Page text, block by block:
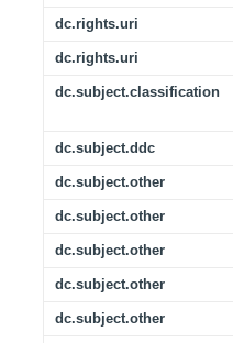
dc.rights.uri
dc.rights.uri
dc.subject.classification
dc.subject.ddc
dc.subject.other
dc.subject.other
dc.subject.other
dc.subject.other
dc.subject.other